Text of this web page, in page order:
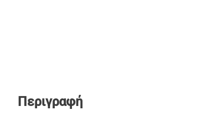
Περιγραφή